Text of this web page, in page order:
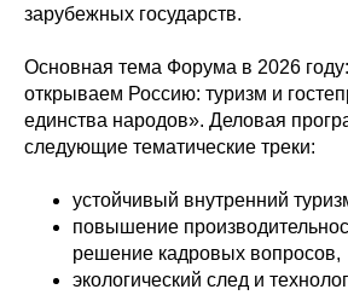
зарубежных государств.
Основная тема Форума в 2026
открываем Россию: туризм и
единства народов». Деловая
следующие тематические треки:
устойчивый внутренний
повышение
решение кадровых вопросов,
экологический след и